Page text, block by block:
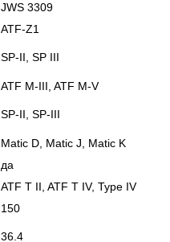
JWS 3309
ATF-Z1
SP-II, SP III
ATF M-III, ATF M-V
SP-II, SP-III
Matic D, Matic J, Matic K
да
ATF T II, ATF T IV, Type IV
150
36.4